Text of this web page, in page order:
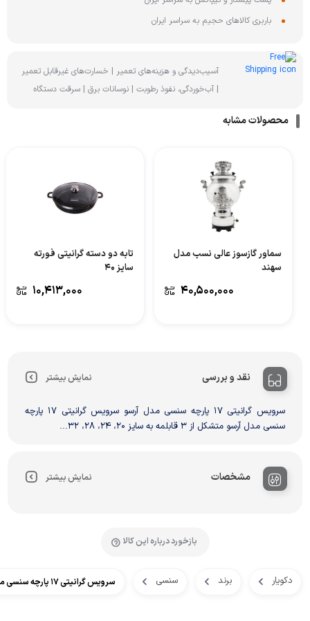
باربری کالاهای حجیم به سراسر ایران
آسیب‌دیدگی و هزینه‌های تعمیر | خسارت‌های غیرقابل تعمیر
| آب‌خوردگی، نفوذ رطوبت | نوسانات برق | سرقت دستگاه
محصولات مشابه
سماور گازسوز عالی نسب مدل
سهند
۴۰,۵۰۰,۰۰۰
تابه دو دسته گرانیتی فورته
سایز 40
۱۰,۴۱۳,۰۰۰
نقد و بررسی نمایش بیشتر
سرویس گرانیتی 17 پارچه سنسی مدل آرسو سرویس گرانیتی 17 پارچه
سنسی مدل آرسو متشکل از 3 قابلمه به سایز 20، 24، 28، 32...
مشخصات نمایش بیشتر
بازخورد درباره این کالا
دکویار برند سنسی سرویس گرانیتی 17 پارچه سنسی مدل آرسو